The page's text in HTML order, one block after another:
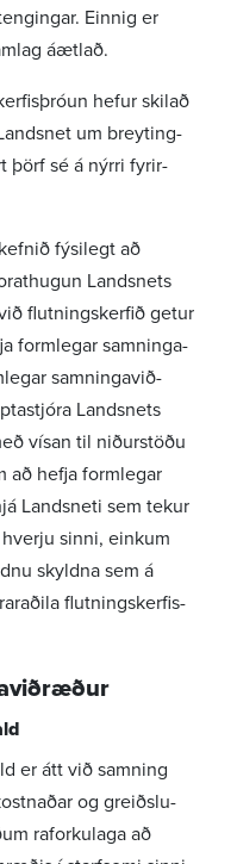
Einnig er
áætlað.
hefur skilað
um breyt­ing­
þörf sé á nýrri fyrir­
fýsi­legt að
Landsnets
flutn­ings­kerfið getur
form­legar samn­inga­
samn­inga­við­
Landsnets
vísan til niður­stöðu
að hefja form­legar
Landsneti sem tekur
sinni, einkum
skyldna sem á
flutn­ings­kerf­is­
er átt við samning
og greiðslu­
raforku­laga að